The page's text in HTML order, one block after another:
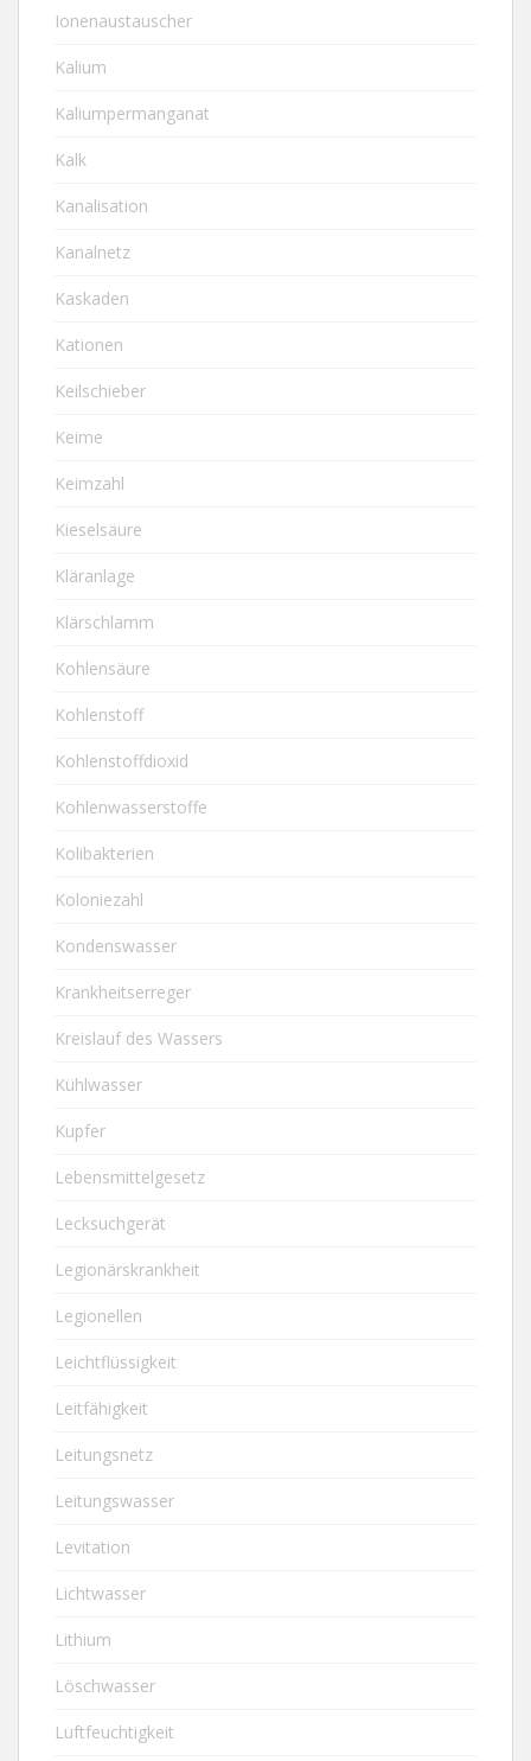
Ionenaustauscher
Kalium
Kaliumpermanganat
Kalk
Kanalisation
Kanalnetz
Kaskaden
Kationen
Keilschieber
Keime
Keimzahl
Kieselsäure
Kläranlage
Klärschlamm
Kohlensäure
Kohlenstoff
Kohlenstoffdioxid
Kohlenwasserstoffe
Kolibakterien
Koloniezahl
Kondenswasser
Krankheitserreger
Kreislauf des Wassers
Kühlwasser
Kupfer
Lebensmittelgesetz
Lecksuchgerät
Legionärskrankheit
Legionellen
Leichtflüssigkeit
Leitfähigkeit
Leitungsnetz
Leitungswasser
Levitation
Lichtwasser
Lithium
Löschwasser
Luftfeuchtigkeit